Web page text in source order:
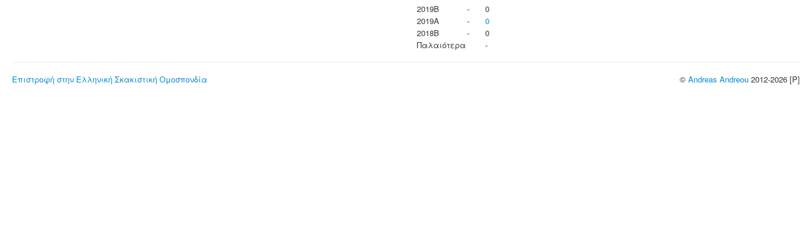
2019B
-
0
2019A
-
0
2018B
-
0
Παλαιότερα
-
Επιστροφή στην Ελληνική Σκακιστική Ομοσπονδία © Andreas Andreou 2012-2026 [P]